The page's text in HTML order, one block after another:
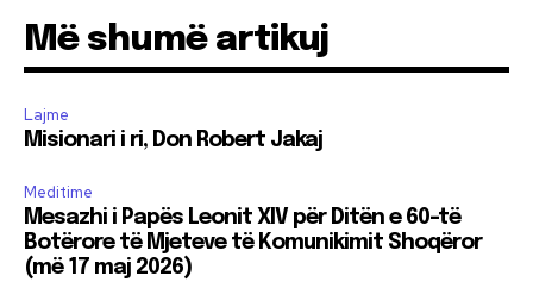
Më shumë artikuj
Lajme
Misionari i ri, Don Robert Jakaj
Meditime
Mesazhi i Papës Leonit XIV për Ditën e 60-të
Botërore të Mjeteve të Komunikimit Shoqëror
(më 17 maj 2026)